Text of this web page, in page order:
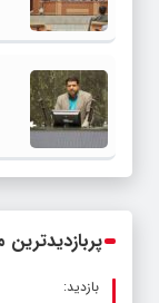
بازدید: